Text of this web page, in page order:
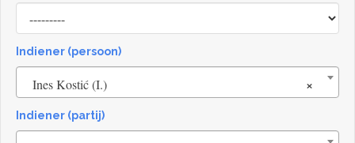
[invalid
name]
Indiener (persoon)
×
Ines Kostić (I.)
Indiener (partij)